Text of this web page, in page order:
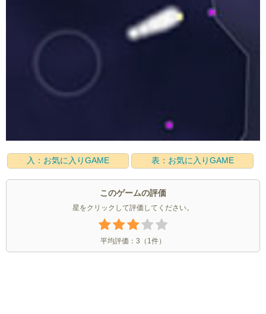
入：お気に入りGAME 表：お気に入りGAME
このゲームの評価
星をクリックして評価してください。
平均評価： 3 （ 1件）